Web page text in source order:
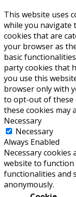
This website uses
while you navigate
cookies that are
your browser as
basic
party cookies that
you use this
browser only with
to opt-out of these
these cookies may
Necessary
Necessary
Always Enabled
Necessary
website to function
functionalities and
anonymously.